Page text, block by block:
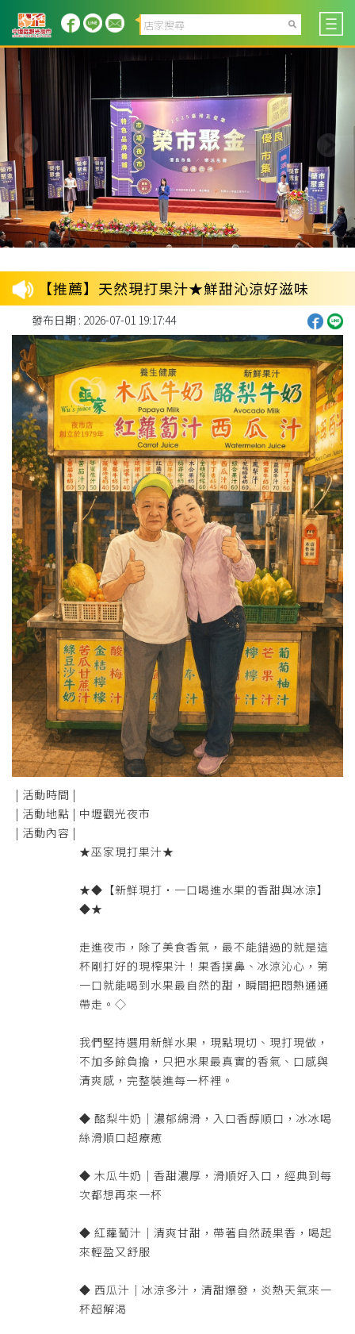
【推薦】天然現打果汁★鮮甜沁涼好滋味
發布日期 : 2026-07-01 19:17:44
| 活動時間 |
| 活動地點 | 中壢觀光夜市
| 活動內容 |
★巫家現打果汁★
★◆【新鮮現打・一口喝進水果的香甜與冰涼】
◆★
走進夜市，除了美食香氣，最不能錯過的就是這
杯剛打好的現榨果汁！果香撲鼻、冰涼沁心，第
一口就能喝到水果最自然的甜，瞬間把悶熱通通
帶走。◇
我們堅持選用新鮮水果，現點現切、現打現做，
不加多餘負擔，只把水果最真實的香氣、口感與
清爽感，完整裝進每一杯裡。
◆ 酪梨牛奶｜濃郁綿滑，入口香醇順口，冰冰喝
絲滑順口超療癒
◆ 木瓜牛奶｜香甜濃厚，滑順好入口，經典到每
次都想再來一杯
◆ 紅蘿蔔汁｜清爽甘甜，帶著自然蔬果香，喝起
來輕盈又舒服
◆ 西瓜汁｜冰涼多汁，清甜爆發，炎熱天氣來一
杯超解渴